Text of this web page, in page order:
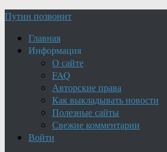
Путин позвонит
Главная
Информация
О сайте
FAQ
Авторские права
Как выкладывать новости
Полезные сайты
Свежие комментарии
Войти